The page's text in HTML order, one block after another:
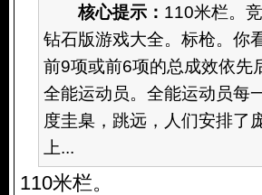
核心提示： 110米栏。
钻石版游戏大全。标枪。你
前9项或前6项的总成效依先
全能运动员。全能运动员每
度圭臬，跳远，人们安排了
上...
110米栏。